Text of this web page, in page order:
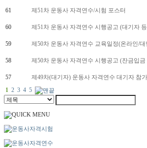
61 제51차 운동사 자격연수/시험 포스터
60 제51차 운동사 자격연수 시행공고 (대기자
59 제50차 운동사 자격연수 교육일정(온라인/대
58 제50차 운동사 자격연수 시행공고 (잔금입
57
제49차(대기자) 운동사 자격연수 대기자 참
1 2 3 4 5